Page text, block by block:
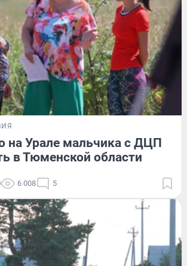
на Урале мальчика с ДЦП
в Тюменской области
6 008 5